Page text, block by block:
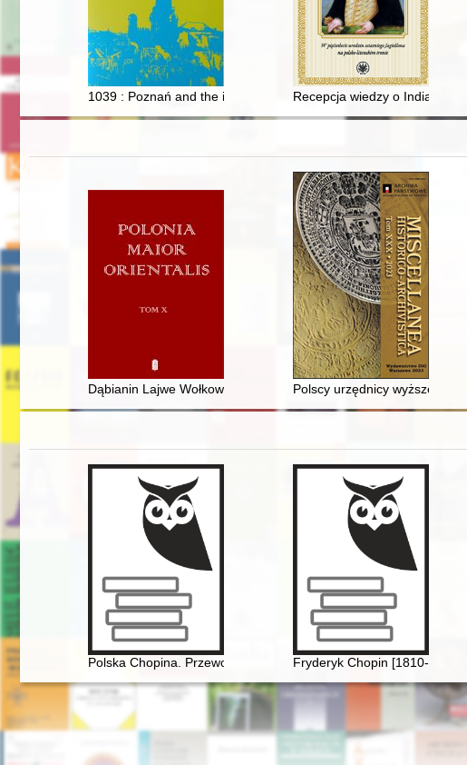
1039 : Poznań and the invasion of Bretislaus I of Bohemia
Recepcja wiedzy o Indiach
Dąbianin Lajwe Wołkowicz i jego relacja pt. "Dąbie" z Archiwum
Polscy urzędnicy wyższego
Polska Chopina. Przewodnik po miejscach związanych z
Fryderyk Chopin [1810-1849]